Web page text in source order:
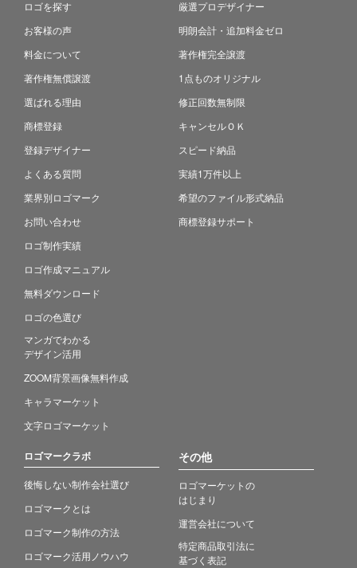
ロゴを探す
お客様の声
料金について
著作権無償譲渡
選ばれる理由
商標登録
登録デザイナー
よくある質問
業界別ロゴマーク
お問い合わせ
ロゴ制作実績
ロゴ作成マニュアル
無料ダウンロード
ロゴの色選び
マンガでわかる
デザイン活用
ZOOM背景画像無料作成
キャラマーケット
文字ロゴマーケット
厳選プロデザイナー
明朗会計・追加料金ゼロ
著作権完全譲渡
1点ものオリジナル
修正回数無制限
キャンセルＯＫ
スピード納品
実績1万件以上
希望のファイル形式納品
商標登録サポート
ロゴマークラボ
後悔しない制作会社選び
ロゴマークとは
ロゴマーク制作の方法
ロゴマーク活用ノウハウ
その他
ロゴマーケットの
はじまり
運営会社について
特定商品取引法に
基づく表記